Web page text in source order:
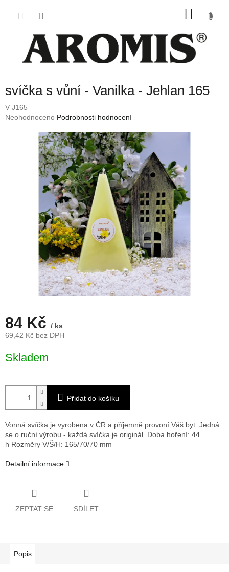
svíčka s vůní - Vanilka - Jehlan 165
V J165
Průměrné
Neohodnoceno Podrobnosti hodnocení
84 Kč / ks
69,42 Kč bez DPH
cena:
Skladem
Přidat do košíku
Vonná svíčka je vyrobena v ČR a příjemně provoní Váš byt. Jedná
se o ruční výrobu - každá svíčka je originál. Doba hoření: 44
h Rozměry V/Š/H: 165/70/70 mm
Detailní informace
ZEPTAT SE SDÍLET
Popis